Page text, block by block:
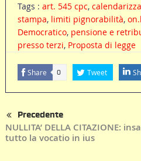
Tags : art. 545 cpc,
stampa, limiti pignorabilità,
Democratico, pensione e
presso terzi, Proposta di legge
Share 0 Tweet
Precedente
NULLITA’ DELLA CITAZIONE:
tutto la vocatio in ius